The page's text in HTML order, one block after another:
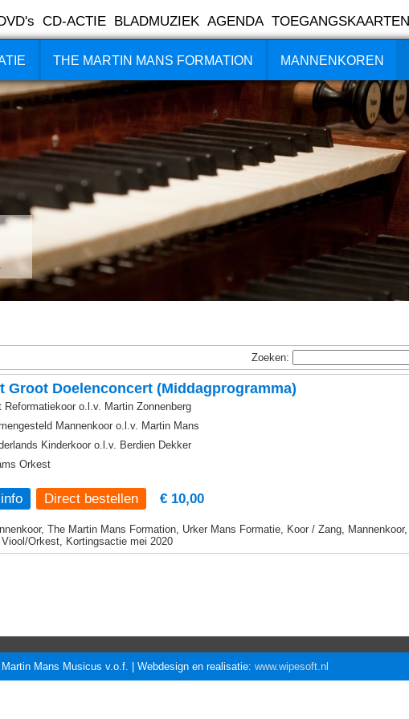
CD-ACTIE BLADMUZIEK AGENDA TOEGANGSKAARTEN
THE MARTIN MANS FORMATION MANNENKOREN
Zoeken:
Groot Doelenconcert (Middagprogramma)
Reformatiekoor o.l.v. Martin Zonnenberg
Mannenkoor o.l.v. Martin Mans
Kinderkoor o.l.v. Berdien Dekker
Orkest
€ 10,00
The Martin Mans Formation, Urker Mans Formatie, Koor / Zang,
Orkest, Kortingsactie mei 2020
Mans Musicus v.o.f. | Webdesign en realisatie: www.wipesoft.nl